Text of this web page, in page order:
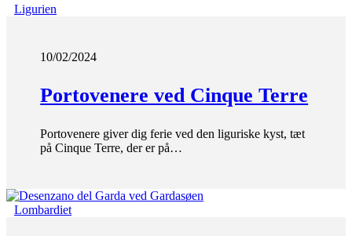
Ligurien
10/02/2024
Portovenere ved Cinque Terre
Portovenere giver dig ferie ved den liguriske kyst, tæt
på Cinque Terre, der er på…
Lombardiet